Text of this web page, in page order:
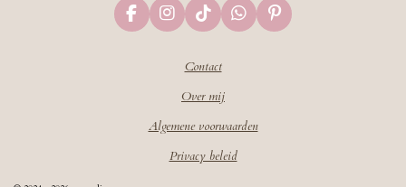
F
a
I
n
a
m
T
i
T
k
W
h
p
P
i
Contact
Over mij
Algemene voorwaarden
Privacy beleid